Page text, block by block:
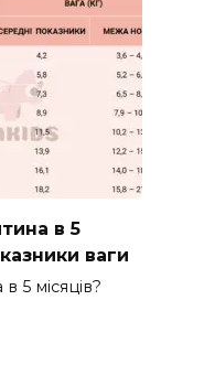
в 5
ваги
5 місяців?